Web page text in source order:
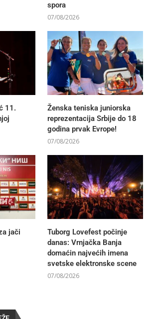
spora
07/08/2026
11.
Ženska teniska juniorska
reprezentacija Srbije do 18
godina prvak Evrope!
07/08/2026
jači
Tuborg Lovefest počinje
danas: Vrnjačka Banja
domaćin najvećih imena
svetske elektronske scene
07/08/2026